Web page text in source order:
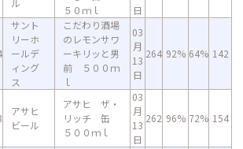
ル
５０ｍｌ
日
サント
リーホ
ールデ
ィング
ス
こだわり酒場
のレモンサワ
ーキリッと男
前 ５００ｍ
ｌ
03
月
13
日
264 92% 64% 142
アサヒ
ビール
アサヒ ザ・
リッチ 缶
５００ｍｌ
03
月
13
日
262 96% 72% 154